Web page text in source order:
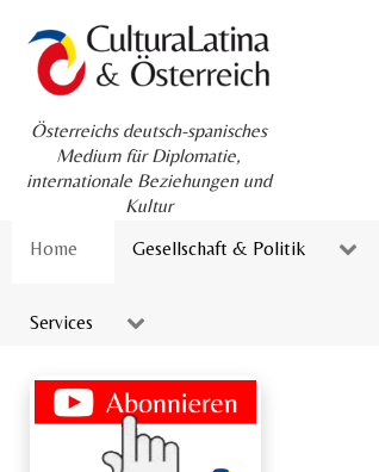
Österreichs deutsch-spanisches
Medium für Diplomatie,
internationale Beziehungen und
Kultur
Home Gesellschaft & Politik
Services